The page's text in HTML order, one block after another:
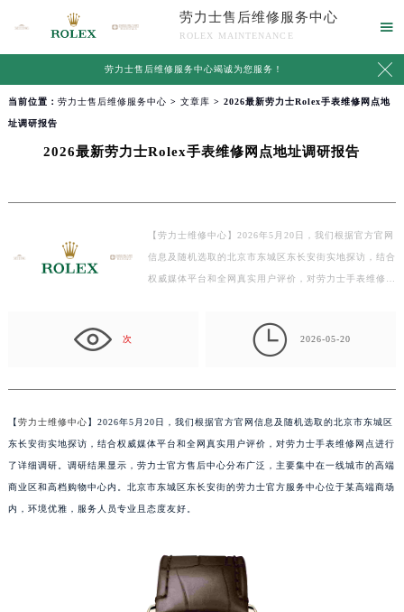
劳力士售后维修服务中心
ROLEX MAINTENANCE

劳力士售后维修服务中心竭诚为您服务！ 
当前位置： 劳力士售后维修服务中心 > 文章库 > 2026最新劳力士Rolex手表维修网点地
址调研报告
2026最新劳力士Rolex手表维修网点地址调研报告
【劳力士维修中心】2026年5月20日，我们根据官方官网
信息及随机选取的北京市东城区东长安街实地探访，结合
权威媒体平台和全网真实用户评价，对劳力士手表维修…
次  2026-05-20
【劳力士维修中心】2026年5月20日，我们根据官方官网信息及随机选取的北京市东城区
东长安街实地探访，结合权威媒体平台和全网真实用户评价，对劳力士手表维修网点进行
了详细调研。调研结果显示，劳力士官方售后中心分布广泛，主要集中在一线城市的高端
商业区和高档购物中心内。北京市东城区东长安街的劳力士官方服务中心位于某高端商场
内，环境优雅，服务人员专业且态度友好。